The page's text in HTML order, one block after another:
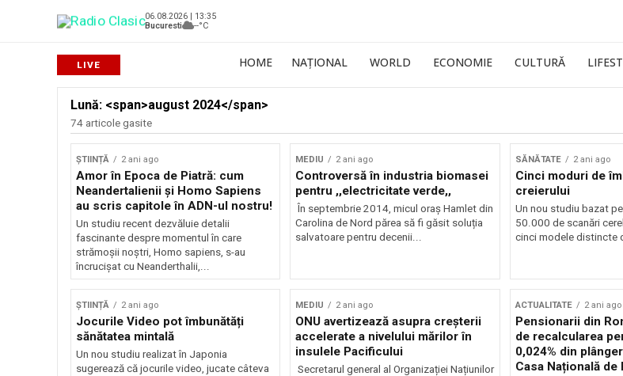
06.08.2026 | 13:35
Bucuresti
--°C
HOME NAȚIONAL WORLD ECONOMIE CULTURĂ
Lună: <span>august 2024</span>
74 articole gasite
ȘTIINȚĂ 2 ani ago
Amor în Epoca de Piatră: cum
Neandertalienii și Homo Sapiens
au scris capitole în ADN-ul nostru!
Un studiu recent dezvăluie detalii
fascinante despre momentul în care
strămoșii noștri, Homo sapiens, s-au
încrucișat cu Neanderthalii,...
MEDIU 2 ani ago
Controversă în industria biomasei
pentru ,,electricitate verde,,
În septembrie 2014, micul oraș Hamlet din
Carolina de Nord părea să fi găsit soluția
salvatoare pentru decenii...
SĂNĂTATE 2 ani ago
Cinci moduri de
creierului
Un nou studiu bazat
50.000 de scanări
cinci modele distincte
ȘTIINȚĂ 2 ani ago
Jocurile Video pot îmbunătăți
sănătatea mintală
Un nou studiu realizat în Japonia
sugerează că jocurile video, jucate câteva
MEDIU 2 ani ago
ONU avertizează asupra creșterii
accelerate a nivelului mărilor în
insulele Pacificului
Secretarul general al Organizației Națiunilor
ACTUALITATE 2 ani ago
Pensionarii din
de recalcularea
0,024% din
Casa Națională de